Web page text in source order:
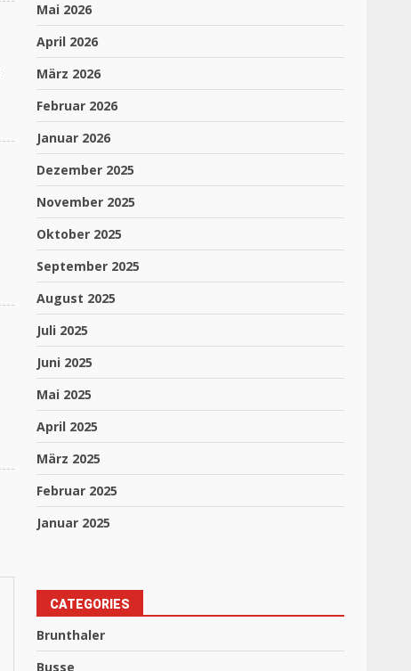
Mai 2026
April 2026
März 2026
Februar 2026
Januar 2026
Dezember 2025
November 2025
Oktober 2025
September 2025
August 2025
Juli 2025
Juni 2025
Mai 2025
April 2025
März 2025
Februar 2025
Januar 2025
CATEGORIES
Brunthaler
Busse